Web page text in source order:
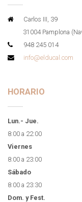
Carlos III, 39
31004 Pamplona
948 245 014
info@elducal.com
HORARIO
Lun.- Jue.
8:00 a 22:00
Viernes
8:00 a 23:00
Sábado
8:00 a 23:30
Dom. y Fest.